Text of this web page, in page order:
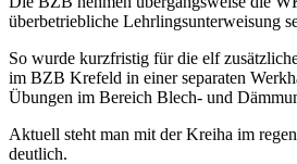
überbetriebliche Lehrlingsunterweisung
So wurde kurzfristig für die elf
im BZB Krefeld in einer separaten
Übungen im Bereich Blech- und
Aktuell steht man mit der Kreiha im
deutlich.